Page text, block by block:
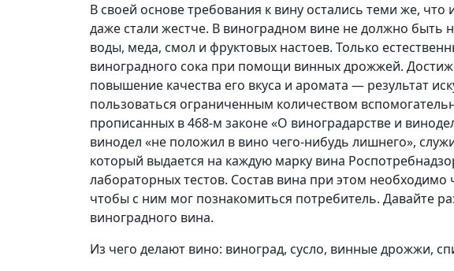
В своей основе требования к вину остались теми же, что
даже стали жестче. В виноградном вине не должно быть
воды, меда, смол и фруктовых настоев. Только
виноградного сока при помощи винных дрожжей.
повышение качества его вкуса и аромата — результат
пользоваться ограниченным количеством
прописанных в 468-м законе «О виноградарстве и
винодел «не положил в вино чего-нибудь лишнего»,
который выдается на каждую марку вина
лабораторных тестов. Состав вина при этом необходимо
чтобы с ним мог познакомиться потребитель. Давайте
виноградного вина.
Из чего делают вино: виноград, сусло, винные дрожжи,